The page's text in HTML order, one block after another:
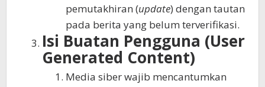
pemutakhiran (update) dengan tautan
pada berita yang belum terverifikasi.
Isi Buatan Pengguna (User
Generated Content)
Media siber wajib mencantumkan